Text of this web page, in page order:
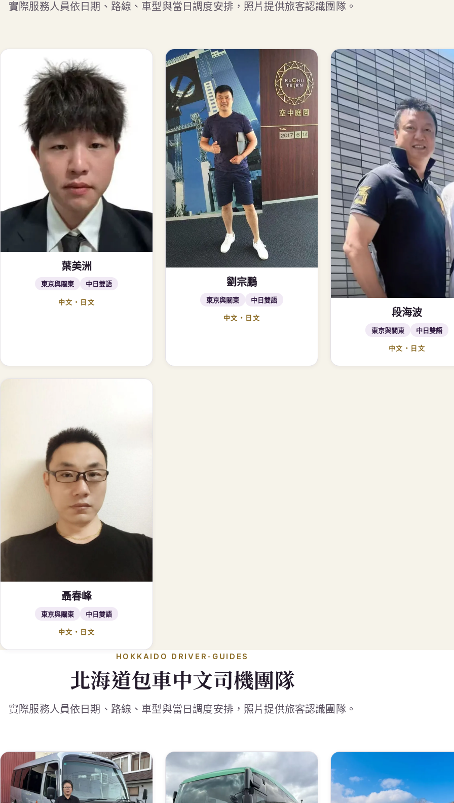
實際服務人員依日期、路線、車型與當日調度安排，照片提供旅客認識團隊。
葉美洲
東京與關東 中日雙語
中文・日文
劉宗鵬
東京與關東 中日雙語
中文・日文 段海波
東京與關東 中日雙語
中文・日文
聶春峰
東京與關東 中日雙語
中文・日文
HOKKAIDO DRIVER-GUIDES
北海道包車中文司機團隊
實際服務人員依日期、路線、車型與當日調度安排，照片提供旅客認識團隊。